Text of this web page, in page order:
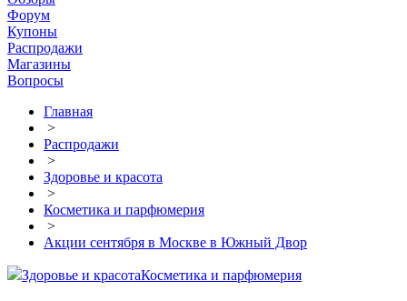
Форум
Купоны
Распродажи
Магазины
Вопросы
Главная
>
Распродажи
>
Здоровье и красота
>
Косметика и парфюмерия
>
Акции сентября в Москве в Южный Двор
Здоровье и красотаКосметика и парфюмерия